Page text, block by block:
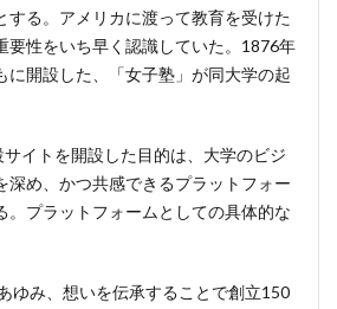
する。アメリカに渡って教育を受けた
要性をいち早く認識していた。1876年
に開設した、「女子塾」が同大学の起
イトを開設した目的は、大学のビジ
深め、かつ共感できるプラットフォー
。プラットフォームとしての具体的な
ゆみ、想いを伝承することで創立150